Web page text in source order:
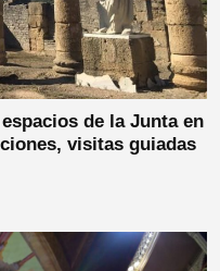
de la Junta en
visitas guiadas